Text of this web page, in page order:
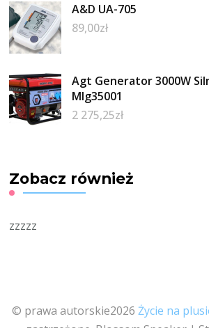
A&D UA-705
89,00zł
Agt Generator 3000W
Mlg35001
2 275,25zł
Zobacz również
zzzzz
© prawa autorskie2026 Życie na